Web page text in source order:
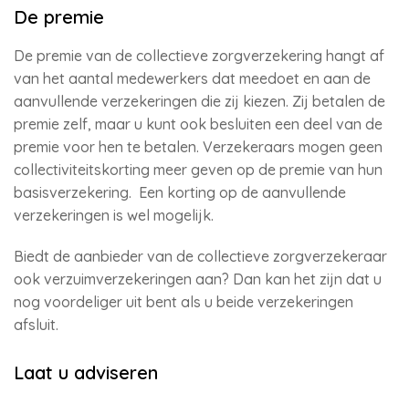
De premie
De premie van de collectieve zorgverzekering hangt af
van het aantal medewerkers dat meedoet en aan de
aanvullende verzekeringen die zij kiezen. Zij betalen de
premie zelf, maar u kunt ook besluiten een deel van de
premie voor hen te betalen. Verzekeraars mogen geen
collectiviteitskorting meer geven op de premie van hun
basisverzekering. Een korting op de aanvullende
verzekeringen is wel mogelijk.
Biedt de aanbieder van de collectieve zorgverzekeraar
ook verzuimverzekeringen aan? Dan kan het zijn dat u
nog voordeliger uit bent als u beide verzekeringen
afsluit.
Laat u adviseren